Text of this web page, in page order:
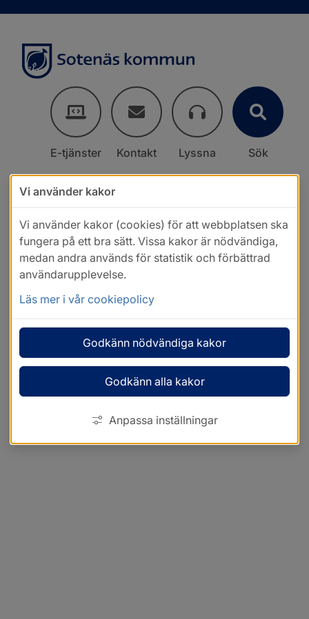
E-tjänster Kontakt Lyssna Sök
Vi använder kakor
Vi använder kakor (cookies) för att webbplatsen ska
fungera på ett bra sätt. Vissa kakor är nödvändiga,
medan andra används för statistik och förbättrad
användarupplevelse.
Läs mer i vår cookiepolicy
Godkänn nödvändiga kakor
Godkänn alla kakor
Anpassa inställningar